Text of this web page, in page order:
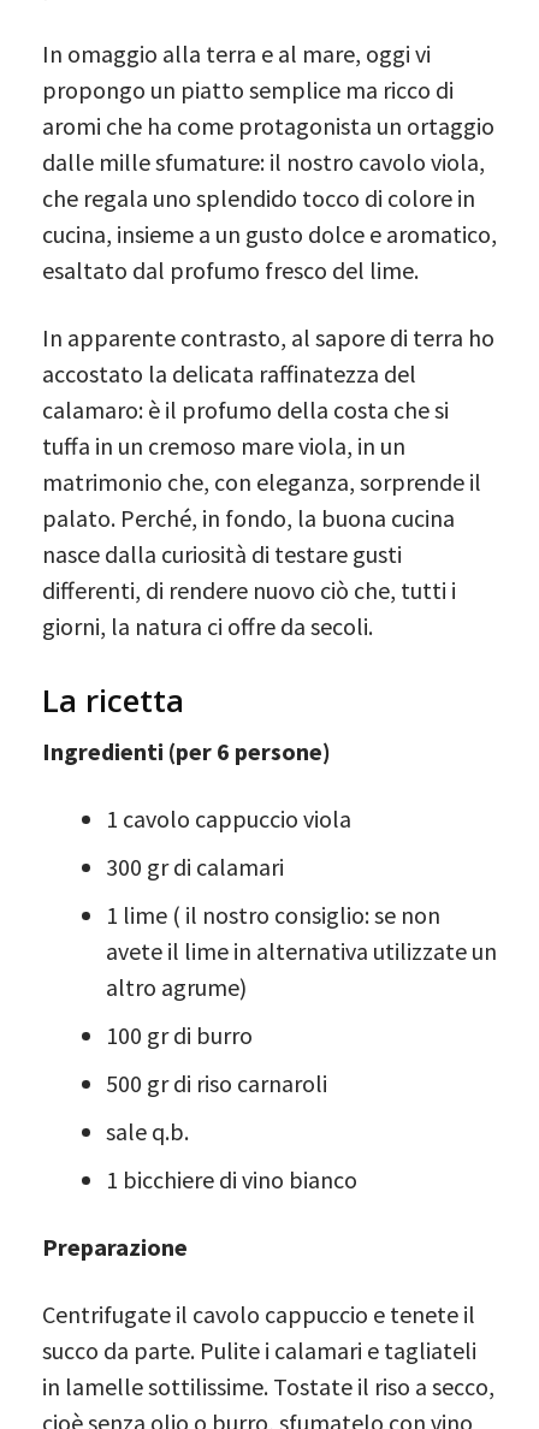
In omaggio alla terra e al mare, oggi vi
propongo un piatto semplice ma ricco di
aromi che ha come protagonista un ortaggio
dalle mille sfumature: il nostro cavolo viola,
che regala uno splendido tocco di colore in
cucina, insieme a un gusto dolce e aromatico,
esaltato dal profumo fresco del lime.
In apparente contrasto, al sapore di terra ho
accostato la delicata raffinatezza del
calamaro: è il profumo della costa che si
tuffa in un cremoso mare viola, in un
matrimonio che, con eleganza, sorprende il
palato. Perché, in fondo, la buona cucina
nasce dalla curiosità di testare gusti
differenti, di rendere nuovo ciò che, tutti i
giorni, la natura ci offre da secoli.
La ricetta
Ingredienti (per 6 persone)
1 cavolo cappuccio viola
300 gr di calamari
1 lime ( il nostro consiglio: se non
avete il lime in alternativa utilizzate un
altro agrume)
100 gr di burro
500 gr di riso carnaroli
sale q.b.
1 bicchiere di vino bianco
Preparazione
Centrifugate il cavolo cappuccio e tenete il
succo da parte. Pulite i calamari e tagliateli
in lamelle sottilissime. Tostate il riso a secco,
cioè senza olio o burro, sfumatelo con vino